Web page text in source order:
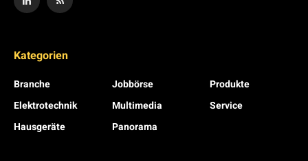
Kategorien
Branche
Elektrotechnik
Hausgeräte
Jobbörse
Multimedia
Panorama
Produkte
Service